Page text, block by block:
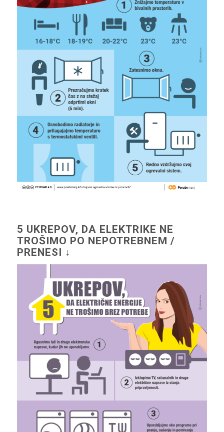
5 UKREPOV, DA ELEKTRIKE NE
TROŠIMO PO NEPOTREBNEM /
PRENESI ↓